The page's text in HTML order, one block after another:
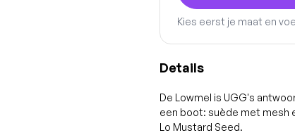
Kies eerst je maat en
Details
De Lowmel is UGG's
een boot: suède met mesh
Lo Mustard Seed.